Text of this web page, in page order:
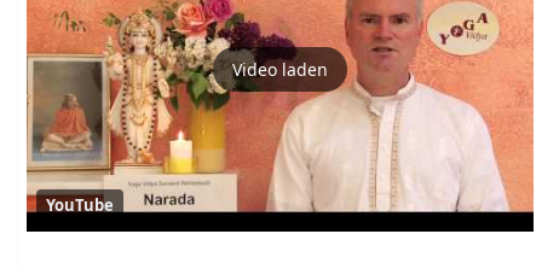
Video laden
YouTube